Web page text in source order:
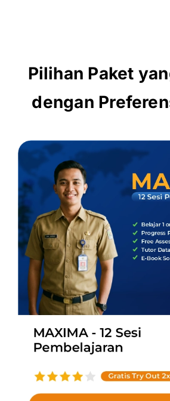
Pilihan Paket
dengan